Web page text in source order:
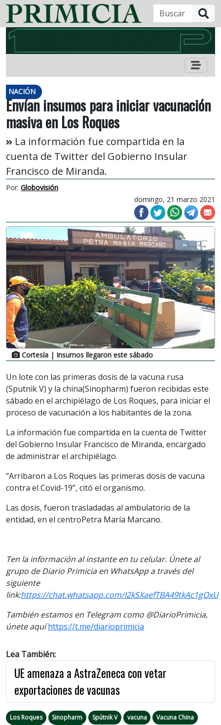
NACIÓN
Envían insumos para iniciar vacunación
masiva en Los Roques
La información fue compartida en la
cuenta de Twitter del Gobierno Insular
Francisco de Miranda.
Por: Globovisión
domingo, 21 marzo 2021
Cortesía | Insumos llegaron este sábado
Un lote con las primeras dosis de la vacuna rusa
(Sputnik V) y la china(Sinopharm) fueron recibidas este
sábado en el archipiélago de Los Roques, para iniciar el
proceso de vacunación a los habitantes de la zona.
La información fue compartida en la cuenta de Twitter
del Gobierno Insular Francisco de Miranda, encargado
de administrar el archipiélago.
“Arribaron a Los Roques las primeras dosis de vacuna
contra el Covid-19”, citó el organismo.
Las dosis, fueron trasladadas al ambulatorio de la
entidad, en el centroPetra María Marcano.
Ten la información al instante en tu celular. Únete al
grupo de Diario Primicia en WhatsApp a través del
siguiente
link:https://chat.whatsapp.com/I2kSXaefTBA49tkAc1gOxU
También estamos en Telegram como @DiarioPrimicia,
únete aquíhttps://t.me/diarioprimicia
Lea También:
UE amenaza a AstraZeneca con vetar
exportaciones de vacunas
Los Roques Sinopharm Spútnik V vacuna
Vacuna China